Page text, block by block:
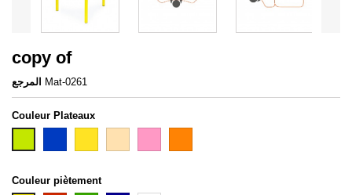
copy of
المرجع Mat-0261
Couleur Plateaux
taxi
Couleur piètement